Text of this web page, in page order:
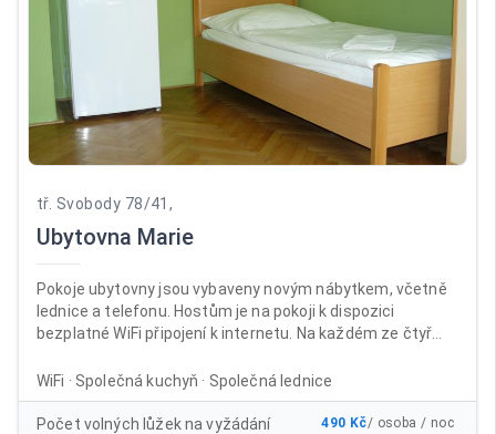
tř. Svobody 78/41,
Ubytovna Marie
Pokoje ubytovny jsou vybaveny novým nábytkem, včetně
lednice a telefonu. Hostům je na pokoji k dispozici
bezplatné WiFi připojení k internetu. Na každém ze čtyř
suterénu ubytovny je umístěna společenská místnost s
velkoplošnou televizí, sprchy, WC a kuchyň s jídelnou, kde si
mohou ubytovaní připravit v mikrovlnných troubách nebo
WiFi · Společná kuchyň · Společná lednice
Počet volných lůžek na vyžádání 490 Kč/ osoba / noc